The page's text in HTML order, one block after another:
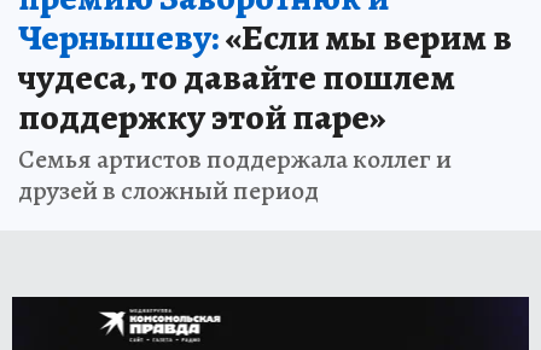
Чернышеву:«Если мы верим в
чудеса, то давайте пошлем
поддержку этой паре»
Семья артистов поддержала коллег и
друзей в сложный период